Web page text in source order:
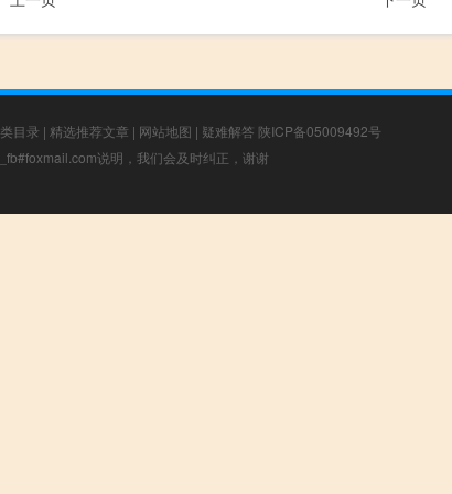
目录 | 精选推荐文章 | 网站地图 | 疑难解答 陕ICP备05009492号
说明，我们会及时纠正，谢谢